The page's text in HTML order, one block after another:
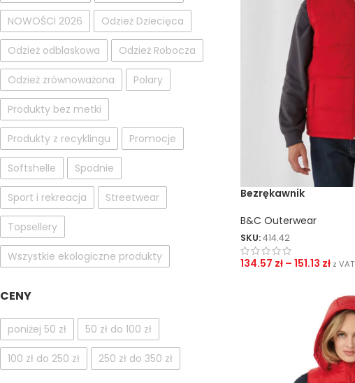
NOWOŚCI 2026 Odzież Dziecięca
Odzież odblaskowa Odzież Robocza
Odzież zrównoważona Polary
Produkty bez metki
Produkty z recyklingu Promocje
Softshelle Spodnie
Sport i rekreacja Streetwear
Topsellery
Wszystkie ekologiczne produkty
CENY
poniżej 50 zł 50 zł do 100 zł
100 zł do 250 zł 250 zł do 350 zł
Bezrękawnik
B&C Outerwear
SKU:414.42
134.57 zł – 151.13 zł z VAT